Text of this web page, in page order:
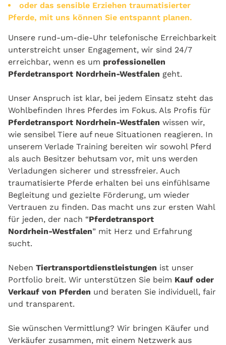
oder das sensible Erziehen traumatisierter
Pferde, mit uns können Sie entspannt planen.
Unsere rund‑um‑die‑Uhr telefonische Erreichbarkeit
unterstreicht unser Engagement, wir sind 24/7
erreichbar, wenn es um professionellen
Pferdetransport Nordrhein‑Westfalen geht.
Unser Anspruch ist klar, bei jedem Einsatz steht das
Wohlbefinden Ihres Pferdes im Fokus. Als Profis für
Pferdetransport Nordrhein‑Westfalen wissen wir,
wie sensibel Tiere auf neue Situationen reagieren. In
unserem Verlade Training bereiten wir sowohl Pferd
als auch Besitzer behutsam vor, mit uns werden
Verladungen sicherer und stressfreier. Auch
traumatisierte Pferde erhalten bei uns einfühlsame
Begleitung und gezielte Förderung, um wieder
Vertrauen zu finden. Das macht uns zur ersten Wahl
für jeden, der nach “Pferdetransport
Nordrhein‑Westfalen” mit Herz und Erfahrung
sucht.
Neben Tiertransportdienstleistungen ist unser
Portfolio breit. Wir unterstützen Sie beim Kauf oder
Verkauf von Pferden und beraten Sie individuell, fair
und transparent.
Sie wünschen Vermittlung? Wir bringen Käufer und
Verkäufer zusammen, mit einem Netzwerk aus